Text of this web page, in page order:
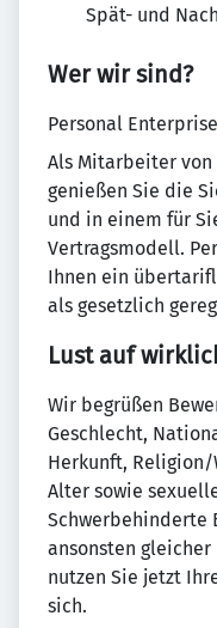
Spät- und
Wer wir sind?
Personal
Als Mitarbeiter von
genießen Sie die
und in einem für
Vertragsmodell.
Ihnen ein
als gesetzlich
Lust auf
Wir begrüßen
Geschlecht,
Herkunft, Religion/
Alter sowie
Schwerbehinderte
ansonsten gleicher
nutzen Sie jetzt
sich.